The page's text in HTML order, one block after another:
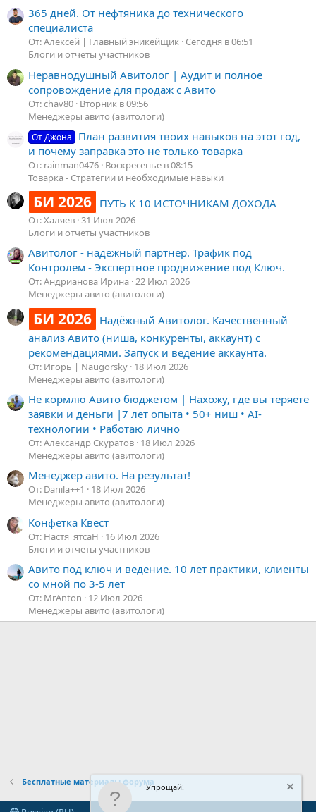
365 дней. От нефтяника до технического
специалиста
От: Алексей | Главный эникейщик Сегодня в 06:51
Блоги и отчеты участников
Неравнодушный Авитолог | Аудит и полное
сопровождение для продаж с Авито
От: chav80 Вторник в 09:56
Менеджеры авито (авитологи)
От Джона
План развития твоих навыков на этот год,
и почему заправка это не только товарка
От: rainman0476 Воскресенье в 08:15
Товарка - Стратегии и необходимые навыки
БИ 2026 ПУТЬ К 10 ИСТОЧНИКАМ ДОХОДА
От: Халяев 31 Июл 2026
Блоги и отчеты участников
Авитолог - надежный партнер. Трафик под
Контролем - Экспертное продвижение под Ключ.
От: Андрианова Ирина 22 Июл 2026
Менеджеры авито (авитологи)
БИ 2026 Надёжный Авитолог. Качественный
анализ Авито (ниша, конкуренты, аккаунт) с
рекомендациями. Запуск и ведение аккаунта.
От: Игорь | Naugorsky 18 Июл 2026
Менеджеры авито (авитологи)
Не кормлю Авито бюджетом | Нахожу, где вы теряете
заявки и деньги |7 лет опыта • 50+ ниш • AI-
технологии • Работаю лично
От: Александр Скуратов 18 Июл 2026
Менеджеры авито (авитологи)
Менеджер авито. На результат!
От: Danila++1
18 Июл 2026
Менеджеры авито (авитологи)
Конфетка Квест
От: Настя_ятсаН
16 Июл 2026
Блоги и отчеты участников
Авито под ключ и ведение. 10 лет практики, клиенты
со мной по 3-5 лет
От: MrAnton
12 Июл 2026
Менеджеры авито (авитологи)
Бесплатные материалы форума
Упрощай!